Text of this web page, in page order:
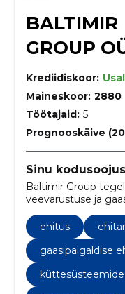
BALTIMIR
GROUP
Krediidiskoor:
Maineskoor: 2880
Töötajaid: 5
Prognooskäive
Sinu
Baltimir Group
veevarustuse ja
ning majapidamis-
pakkudes ka gaasi-
paigaldamist ning
soojussõlmede
ehitus
gaasipaigaldise
küttesüsteemide